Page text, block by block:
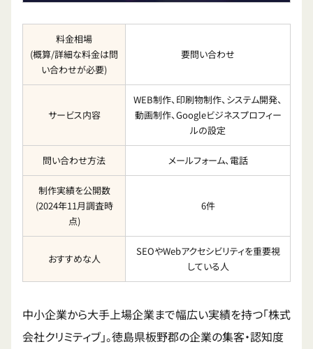
料金相場
(概算/詳細な料金は問
い合わせが必要)
要問い合わせ
サービス内容
WEB制作、印刷物制作、システム開発、
動画制作、Googleビジネスプロフィー
ルの設定
問い合わせ方法 メールフォーム、電話
制作実績を公開数
(2024年11月調査時
点)
6件
おすすめな人
SEOやWebアクセシビリティを重要視
している人
中小企業から大手上場企業まで幅広い実績を持つ「株式
会社クリミティブ」。徳島県板野郡の企業の集客・認知度